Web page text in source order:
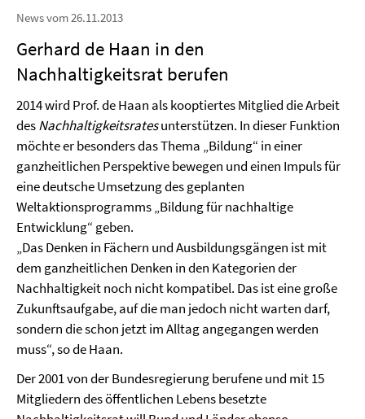
News vom 26.11.2013
Gerhard de Haan in den
Nachhaltigkeitsrat berufen
2014 wird Prof. de Haan als kooptiertes Mitglied die Arbeit
desNachhaltigkeitsratesunterstützen. In dieser Funktion
möchte er besonders das Thema „Bildung“ in einer
ganzheitlichen Perspektive bewegen und einen Impuls für
eine deutsche Umsetzung des geplanten
Weltaktionsprogramms „Bildung für nachhaltige
Entwicklung“ geben.
„Das Denken in Fächern und Ausbildungsgängen ist mit
dem ganzheitlichen Denken in den Kategorien der
Nachhaltigkeit noch nicht kompatibel. Das ist eine große
Zukunftsaufgabe, auf die man jedoch nicht warten darf,
sondern die schon jetzt im Alltag angegangen werden
muss“, so de Haan.
Der 2001 von der Bundesregierung berufene und mit 15
Mitgliedern des öffentlichen Lebens besetzte